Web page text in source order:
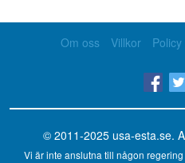
Om oss Villkor
© 2011-2025 usa-esta.se.
Vi är inte anslutna till någon